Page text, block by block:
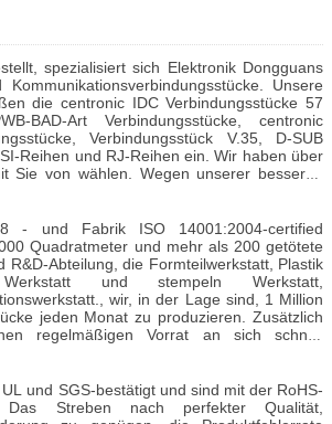
spezialisiert sich Elektronik Dongguans
Unsere
die centronic IDC Verbindungsstücke 57
BAD-Art Verbindungsstücke, centronic
Verbindungsstück V.35, D-SUB
Reihen und RJ-Reihen ein. Wir haben über
Sie von wählen. Wegen unserer besseren
- und Fabrik ISO 14001:2004-certified
Quadratmeter und mehr als 200 getötete
R&D-Abteilung, die Formteilwerkstatt, Plastik
und stempeln Werkstatt,
wir, in der Lage sind, 1 Million
jeden Monat zu produzieren. Zusätzlich
regelmäßigen Vorrat an sich schnell
und SGS-bestätigt und sind mit der RoHS-
Das Streben nach perfekter Qualität,